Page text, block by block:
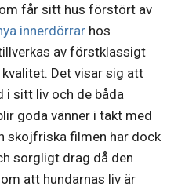
får sitt hus förstört av
innerdörrar hos
av förstklassigt
Det visar sig att
i sitt liv och de båda
goda vänner i takt med
skojfriska filmen har dock
sorgligt drag då den
att hundarnas liv är